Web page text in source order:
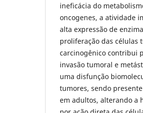
ineficácia do
oncogenes, a atividade
alta expressão de
proliferação das células
carcinogênico contribui
invasão tumoral e
uma disfunção
tumores, sendo
em adultos, alterando a